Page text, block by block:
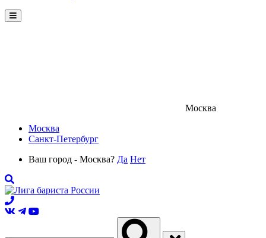
Menu
Москва
Москва
Санкт-Петербург
Ваш город - Москва? Да Нет